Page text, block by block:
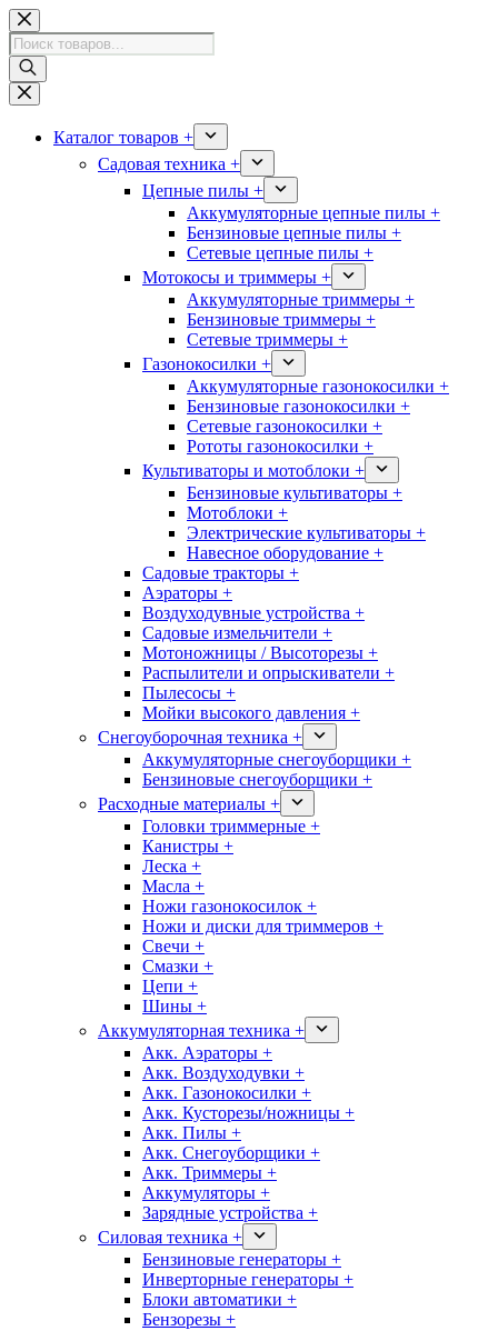
Перейти
к
сути
Поиск
товаров
Каталог товаров +
Садовая техника +
Цепные пилы +
Аккумуляторные цепные пилы +
Бензиновые цепные пилы +
Сетевые цепные пилы +
Мотокосы и триммеры +
Аккумуляторные триммеры +
Бензиновые триммеры +
Сетевые триммеры +
Газонокосилки +
Аккумуляторные газонокосилки +
Бензиновые газонокосилки +
Сетевые газонокосилки +
Рототы газонокосилки +
Культиваторы и мотоблоки +
Бензиновые культиваторы +
Мотоблоки +
Электрические культиваторы +
Навесное оборудование +
Садовые тракторы +
Аэраторы +
Воздуходувные устройства +
Садовые измельчители +
Мотоножницы / Высоторезы +
Распылители и опрыскиватели +
Пылесосы +
Мойки высокого давления +
Снегоуборочная техника +
Аккумуляторные снегоуборщики +
Бензиновые снегоуборщики +
Расходные материалы +
Головки триммерные +
Канистры +
Леска +
Масла +
Ножи газонокосилок +
Ножи и диски для триммеров +
Свечи +
Смазки +
Цепи +
Шины +
Аккумуляторная техника +
Акк. Аэраторы +
Акк. Воздуходувки +
Акк. Газонокосилки +
Акк. Кусторезы/ножницы +
Акк. Пилы +
Акк. Снегоуборщики +
Акк. Триммеры +
Аккумуляторы +
Зарядные устройства +
Силовая техника +
Бензиновые генераторы +
Инверторные генераторы +
Блоки автоматики +
Бензорезы +